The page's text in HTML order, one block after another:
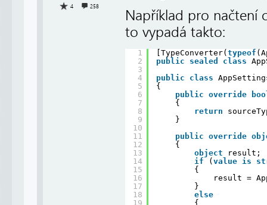
4 258
Například pro načtení
to vypadá takto:
1
2
3
4
5
6
7
8
9
10
11
12
13
14
15
16
17
18
19
[TypeConverter(typeof
public
sealed class
public
class
{
public
override
{
return
}
public
override
{
object
result;
if
(value is
{
result =
}
else
{